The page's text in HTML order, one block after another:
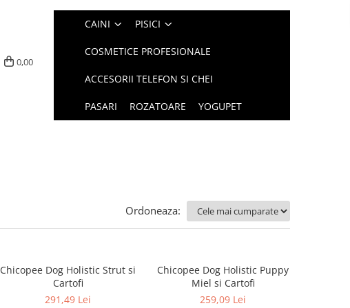
0,00
CAINI PISICI
COSMETICE PROFESIONALE
ACCESORII TELEFON SI CHEI
PASARI ROZATOARE YOGUPET
Ordoneaza:
Chicopee Dog Holistic Strut si
Cartofi
291,49 Lei
Chicopee Dog Holistic Puppy
Miel si Cartofi
259,09 Lei